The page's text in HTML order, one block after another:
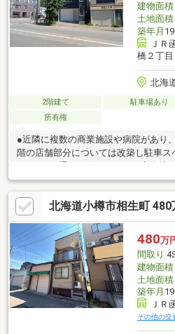
建物面積
土地面積
築年月
ＪＲ
橋２丁
北海
2階建て 駐車場あり
所有権
●近隣に複数の商業施設や病院があり
階の店舗部分については改築し駐車ス
す。●バス通りに面しており、市街地
お問合せの際は【物件番号26192】と
ズにご対応できます。スーパー 徒歩
ン、前道６ｍ以上、始発駅、トイレ２
居室６畳以上、小学校 徒歩10分以内
北海道小樽市相生町 480
480万
間取り
建物面積
土地面積
築年月
ＪＲ
その他の交